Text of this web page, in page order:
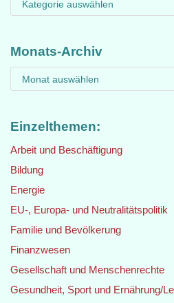
Monats-Archiv
Einzelthemen:
Arbeit und Beschäftigung
Bildung
Energie
EU-, Europa- und Neutralitätspolitik
Familie und Bevölkerung
Finanzwesen
Gesellschaft und Menschenrechte
Gesundheit, Sport und Ernährung/